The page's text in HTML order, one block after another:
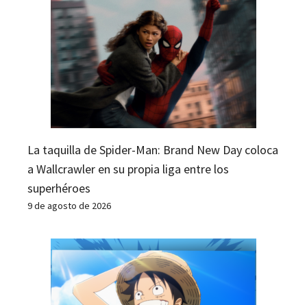
La taquilla de Spider-Man: Brand New Day coloca
a Wallcrawler en su propia liga entre los
superhéroes
9 de agosto de 2026